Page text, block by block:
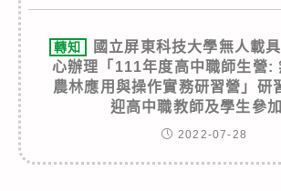
轉知
國立屏東科技大學無人載
心辦理「111年度高中職師生營:
農林應用與操作實務研習營」研
迎高中職教師及學生參加
2022-07-28